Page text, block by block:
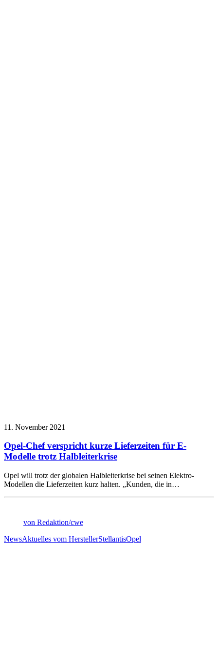
11. November 2021
Opel-Chef verspricht kurze Lieferzeiten für E-
Modelle trotz Halbleiterkrise
Opel will trotz der globalen Halbleiterkrise bei seinen Elektro-
Modellen die Lieferzeiten kurz halten. „Kunden, die in…
von Redaktion/cwe
NewsAktuelles vom HerstellerStellantisOpel